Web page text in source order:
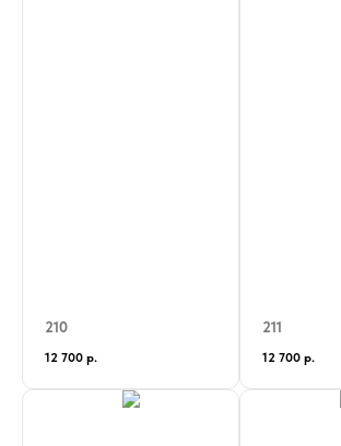
210
12 700 р.
211
12 700 р.